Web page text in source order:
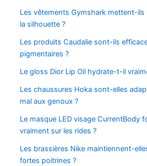
Les vêtements Gymshark mettent-ils
la silhouette ?
Les produits Caudalie sont-ils
pigmentaires ?
Le gloss Dior Lip Oil hydrate-t-il
Les chaussures Hoka sont-elles
mal aux genoux ?
Le masque LED visage CurrentBody
vraiment sur les rides ?
Les brassières Nike maintiennent-
fortes poitrines ?